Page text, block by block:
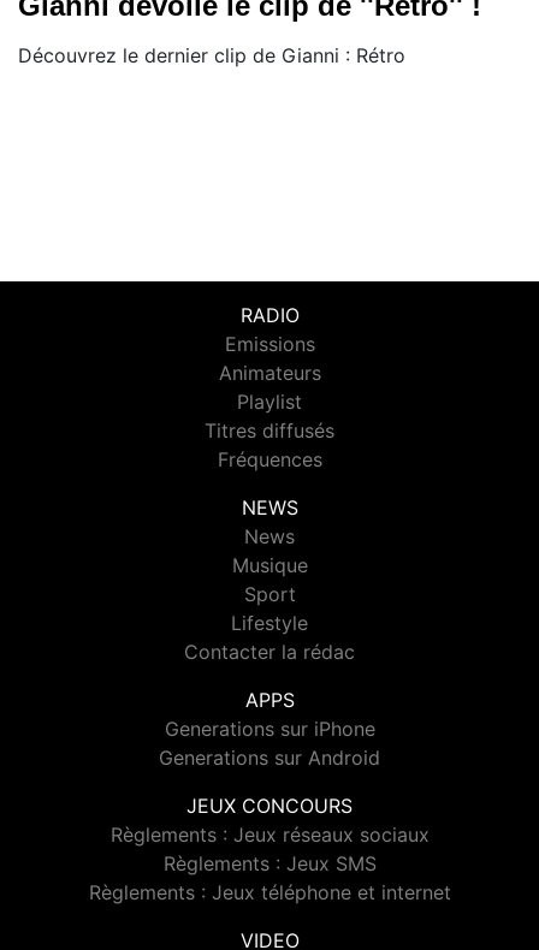
Découvrez le dernier clip de Gianni : Rétro
RADIO
Emissions
Animateurs
Playlist
Titres diffusés
Fréquences
NEWS
News
Musique
Sport
Lifestyle
Contacter la rédac
APPS
Generations sur iPhone
Generations sur Android
JEUX CONCOURS
Règlements : Jeux réseaux sociaux
Règlements : Jeux SMS
Règlements : Jeux téléphone et internet
VIDEO